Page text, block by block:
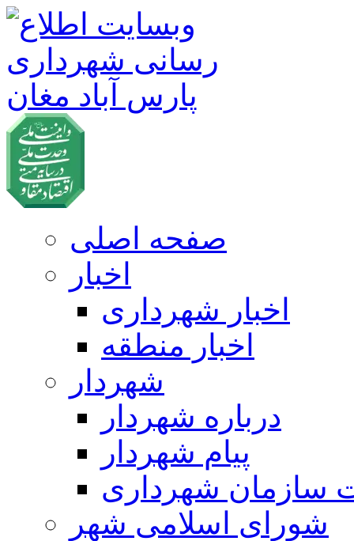
صفحه اصلی
اخبار
اخبار شهرداری
اخبار منطقه
شهردار
درباره شهردار
پیام شهردار
سازمان شهرداری
شورای اسلامی شهر